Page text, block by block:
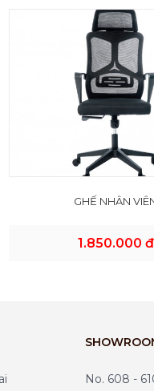
GHẾ NHÂN
1.850.000 đ
No. 608 -